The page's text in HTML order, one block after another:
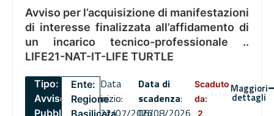
Avviso per l’acquisizione di manifestazioni
di interesse finalizzata all’affidamento di
un incarico tecnico-professionale ..
LIFE21-NAT-IT-LIFE TURTLE
Tipo:
Avviso
Pubblico
Ente:
Regione
Data
inizio:
Data di
scadenza:
Scaduto
da:
2
Maggiori
dettagli